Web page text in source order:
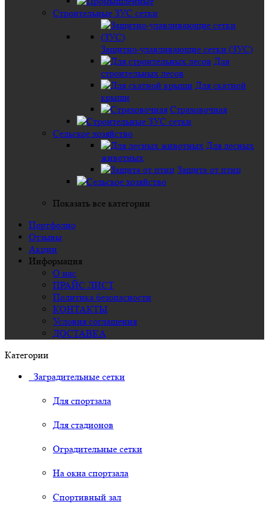
Строительные ЗУС сетки
Защитно-улавливающие сетки (ЗУС)
Для
строительных лесов
Для скатной
крыши
Страховочная
Сельское хозяйство
Для лесных
животных
Защита от птиц
Показать все категории
Портфолио
Отзывы
Акции
Информация
О нас
ПРАЙС ЛИСТ
Политика безопасности
КОНТАКТЫ
Условия соглашения
ДОСТАВКА
Категории
Заградительные сетки
Для спортзала
Для стадионов
Оградительные сетки
На окна спортзала
Спортивный зал